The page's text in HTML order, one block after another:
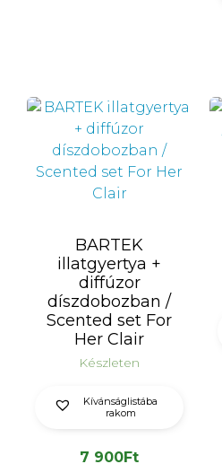
BARTEK
illatgyertya +
diffúzor
díszdobozban /
Scented set For
Her Clair
Készleten
Kívánságlistába
rakom
7 900Ft